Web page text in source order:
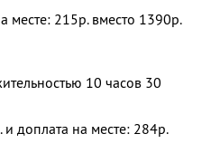
месте: 215р. вместо 1390р.
10 часов 30
доплата на месте: 284р.